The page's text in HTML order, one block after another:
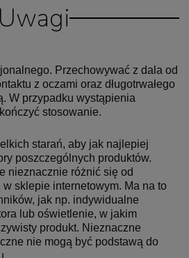
Przechowywać z dala od
z oczami oraz długotrwałego
W przypadku wystąpienia
stosowanie.
starań, aby jak najlepiej
poszczególnych produktów.
nieznacznie różnić się od
sklepie internetowym. Ma na to
jak np. indywidualne
lub oświetlenie, w jakim
produkt. Nieznaczne
nie mogą być podstawą do